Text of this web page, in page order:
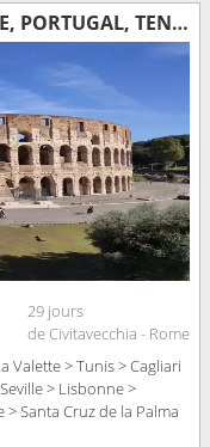
ITALIE, MALTE, TUNISIE, ESPAGNE, PORTUGAL, TENERIFE, MAJORQUE, PORTO RICO, ÉTATS-UNIS
29 jours
de Civitavecchia - Rome
Valette > Tunis > Cagliari
> Lisbonne >
Santa Cruz de la Palma